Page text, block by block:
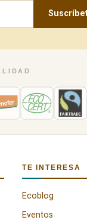
TE INTERESA
Ecoblog
Eventos